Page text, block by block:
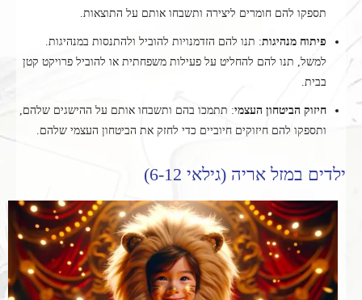
תספקו להם חומרים ליצירה ותשבחו אותם על התוצאות.
פיתוח מנהיגות: תנו להם הזדמנויות להוביל ולהתנסות במנהיגות.
למשל, תנו להם להחליט על פעילות משפחתית או להוביל פרויקט קטן
בבית.
חיזוק הביטחון העצמי: תתמכו בהם ותשבחו אותם על ההישגים שלהם,
ותספקו להם חיזוקים חיוביים כדי לחזק את הביטחון העצמי שלהם.
ילדים במזל אריה (גילאי 6-12)